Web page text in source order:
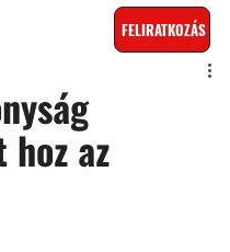
FELIRATKOZÁS
az